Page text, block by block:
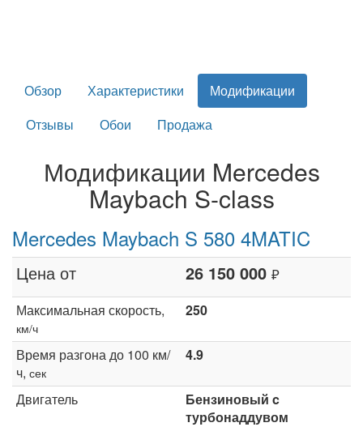
Обзор Характеристики
Модификации
Отзывы
Обои Продажа
Модификации Mercedes
Maybach S-class
Mercedes Maybach S 580 4MATIC
Цена от 26 150 000 ₽
Максимальная скорость,
км/ч
250
Время разгона до 100 км/
ч, сек
4.9
Двигатель
Бензиновый c
турбонаддувом